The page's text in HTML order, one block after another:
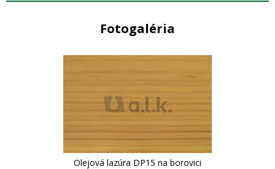
Fotogaléria
Olejová lazúra DP15 na borovici